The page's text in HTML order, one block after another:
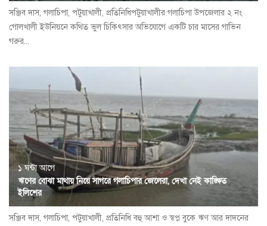
সঞ্জিব দাস, গলাচিপা, পটুয়াখালী, প্রতিনিধিপটুয়াখালীর গলাচিপা উপজেলার ২ নং
গোলখালী ইউনিয়নে কথিত ভুল চিকিৎসার অভিযোগে একটি চার মাসের গাভিন
গরুর...
১ ঘন্টা আগে
ঋণের বোঝা মাথায় নিয়ে সাগরে গলাচিপার জেলেরা, দেখা নেই কাঙ্ক্ষিত
ইলিশের
সঞ্জিব দাস, গলাচিপা, পটুয়াখালী, প্রতিনিধি বহু আশা ও স্বপ্ন বুকে ঋণ আর দাদনের